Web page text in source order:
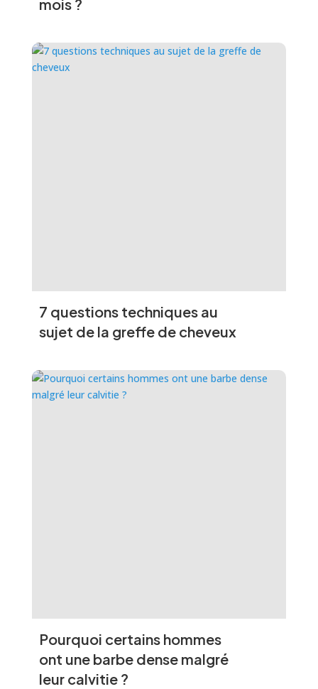
mois ?
7 questions techniques au
sujet de la greffe de cheveux
Pourquoi certains hommes
ont une barbe dense malgré
leur calvitie ?